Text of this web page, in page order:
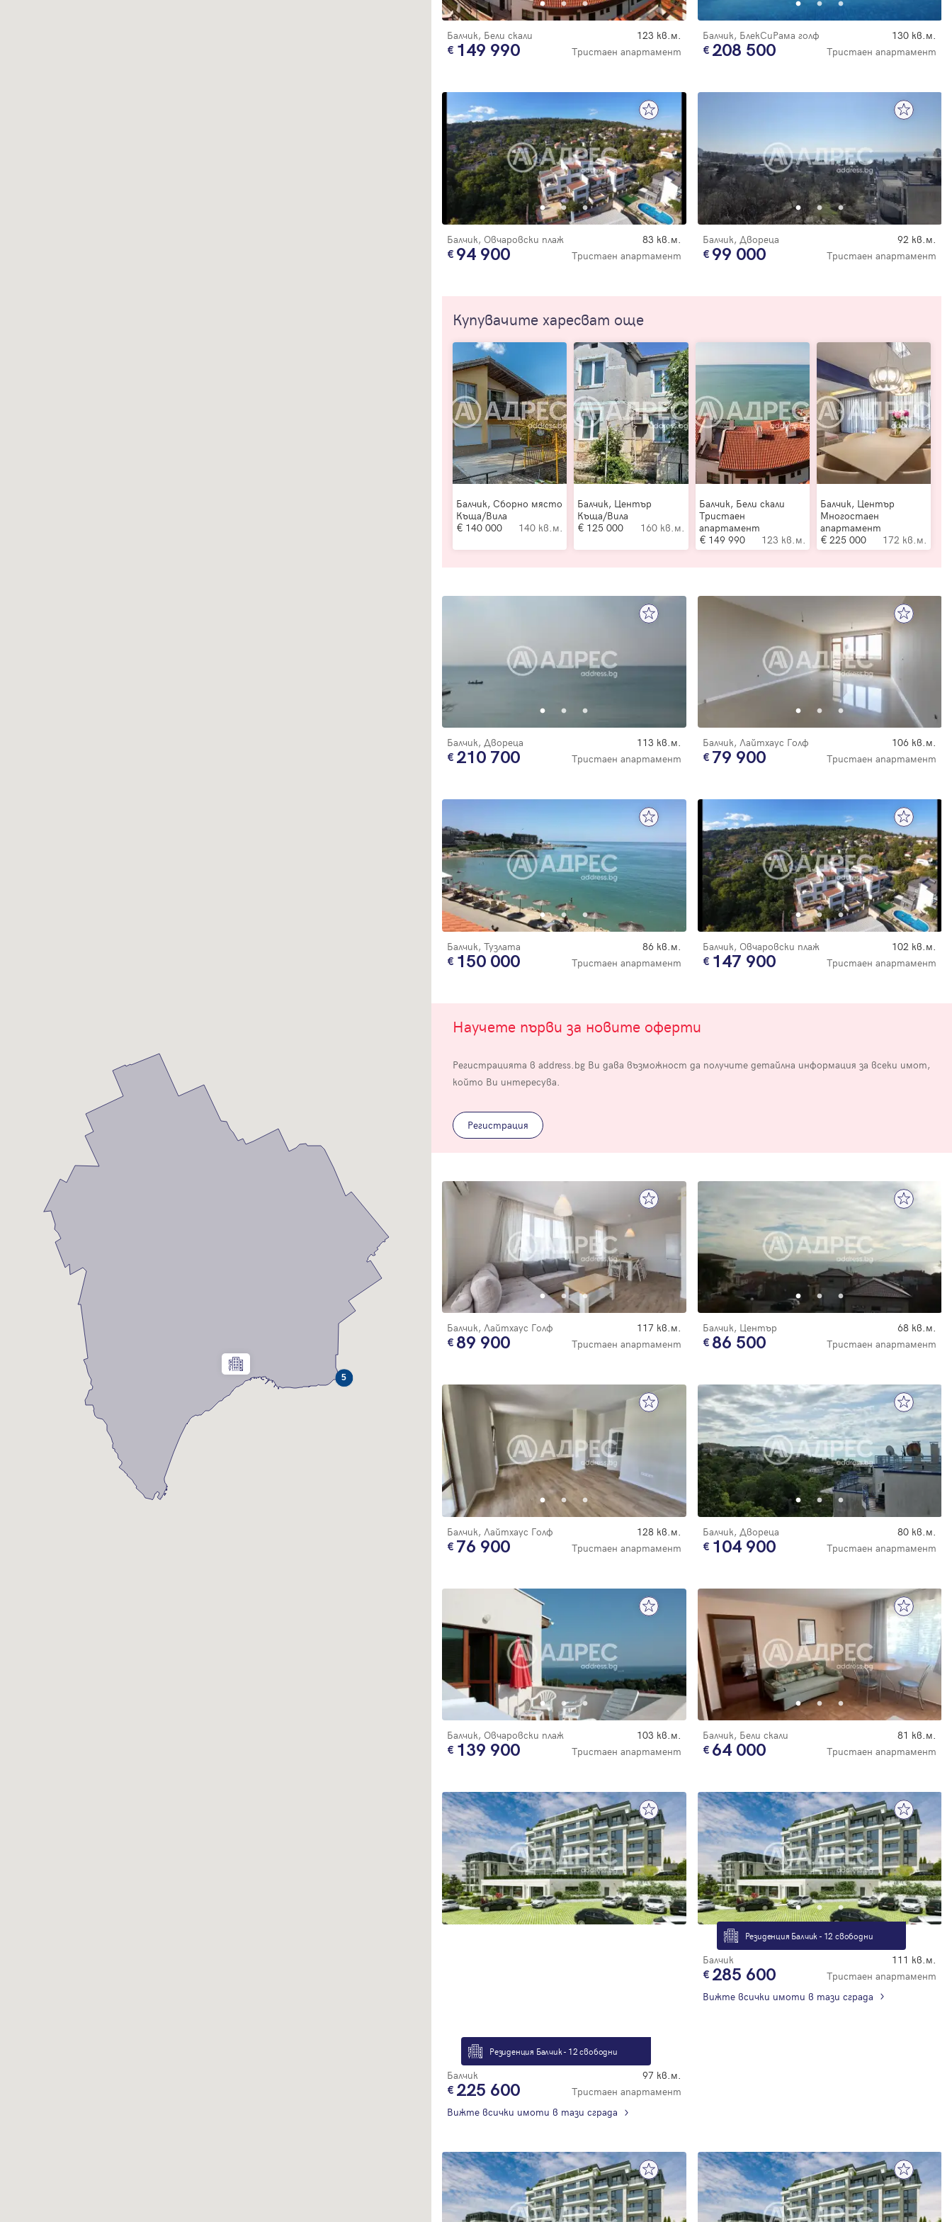
5
Балчик, Бели скали 123 кв.м.
149 990 Тристаен апартамент
Балчик, БлекСиРама голф 130 кв.м.
208 500 Тристаен апартамент
Балчик, Овчаровски плаж 83 кв.м.
94 900 Тристаен апартамент
Балчик, Двореца 92 кв.м.
99 000 Тристаен апартамент
Купувачите харесват още
Балчик, Сборно място
Къща/Вила
140 000
140 кв.м.
Балчик, Център
Къща/Вила
125 000
160 кв.м.
Балчик, Бели скали
Тристаен
апартамент
149 990
123 кв.м.
Балчик, Център
Многостаен
апартамент
225 000
172 кв.м.
Балчик, Двореца 113 кв.м.
210 700 Тристаен апартамент
Балчик, Лайтхаус Голф 106 кв.м.
79 900 Тристаен апартамент
Балчик, Тузлата 86 кв.м.
150 000 Тристаен апартамент
Балчик, Овчаровски плаж 102 кв.м.
147 900 Тристаен апартамент
Научете първи за новите оферти
Регистрацията в address.bg Ви дава възможност да получите детайлна информация за всеки имот,
който Ви интересува.
Регистрация
Балчик, Лайтхаус Голф 117 кв.м.
89 900 Тристаен апартамент
Балчик, Център 68 кв.м.
86 500 Тристаен апартамент
Балчик, Лайтхаус Голф 128 кв.м.
76 900 Тристаен апартамент
Балчик, Двореца 80 кв.м.
104 900 Тристаен апартамент
Балчик, Овчаровски плаж 103 кв.м.
139 900 Тристаен апартамент
Балчик, Бели скали 81 кв.м.
64 000 Тристаен апартамент
Резиденция Балчик - 12 свободни
Балчик 97 кв.м.
225 600
Тристаен апартамент
Вижте всички имоти в тази сграда
Резиденция Балчик - 12 свободни
Балчик 111 кв.м.
285 600
Тристаен апартамент
Вижте всички имоти в тази сграда
Благодарим ви! Проверете имейл адрес си, за да активирате
регистрацията.
Благодарим ви! Очаквайте скоро да се свържем с вас!
Продължи с Google
или влезте с имейл
Имейл Парола
Вход с имейл
Забравена парола
Регистрация